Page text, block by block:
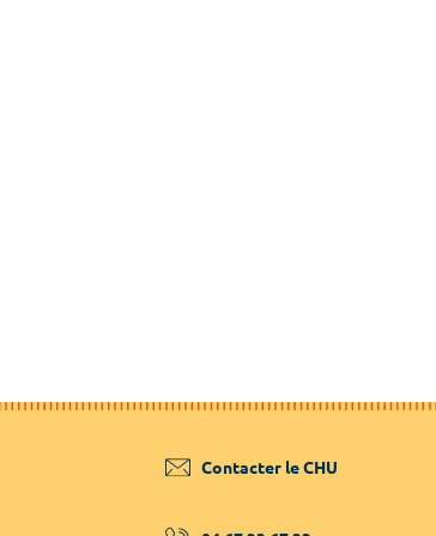
Contacter le CHU